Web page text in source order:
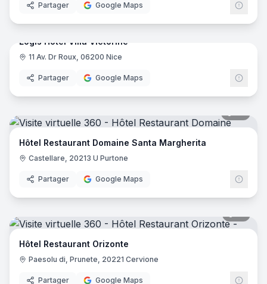
Partager Google Maps
17
Logis Hôtel Villa Victorine
11 Av. Dr Roux, 06200 Nice
Partager Google Maps
Hôtel Restaurant Domaine Santa Margherita
Castellare, 20213 U Purtone
Partager Google Maps
Hôtel Restaurant Orizonte
Paesolu di, Prunete, 20221 Cervione
Partager Google Maps